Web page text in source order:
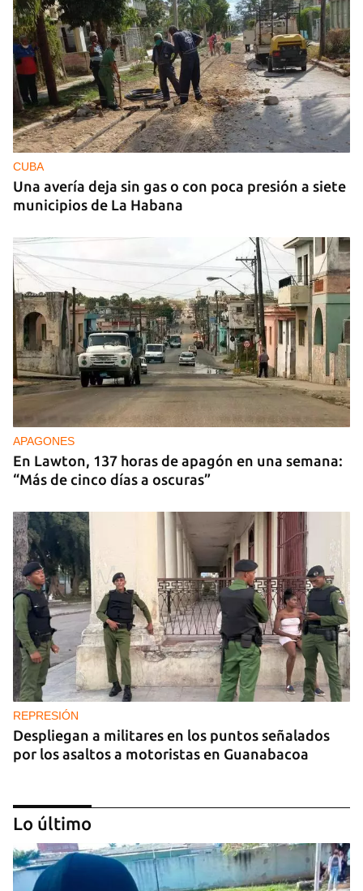
CUBA
Una avería deja sin gas o con poca presión a siete
municipios de La Habana
APAGONES
En Lawton, 137 horas de apagón en una semana:
“Más de cinco días a oscuras”
REPRESIÓN
Despliegan a militares en los puntos señalados
por los asaltos a motoristas en Guanabacoa
Lo último